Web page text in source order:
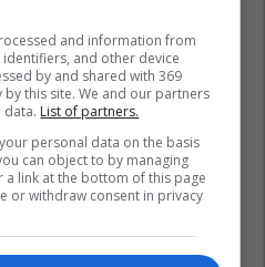
and information from
and other device
by and shared with 369
this site. We and our partners
data. List of partners.
personal data on the basis
can object to by managing
link at the bottom of this page
or withdraw consent in privacy